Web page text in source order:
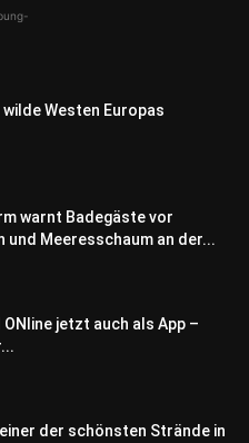
wilde Westen Europas
warnt Badegäste vor
und Meeresschaum an der...
jetzt auch als App –
der schönsten Strände in